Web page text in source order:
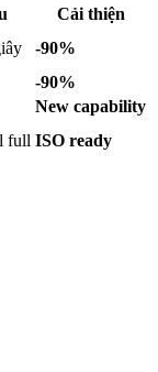
Cải thiện
-90%
-90%
New capability
full ISO ready